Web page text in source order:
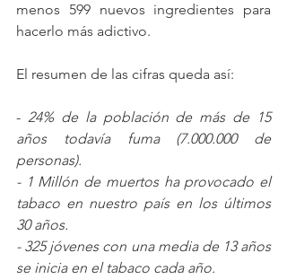
menos 599 nuevos ingredientes para
hacerlo más adictivo.
El resumen de las cifras queda así:
- 24% de la población de más de 15
años todavía fuma (7.000.000 de
personas).
- 1 Millón de muertos ha provocado el
tabaco en nuestro país en los últimos
30 años.
- 325 jóvenes con una media de 13 años
se inicia en el tabaco cada año.